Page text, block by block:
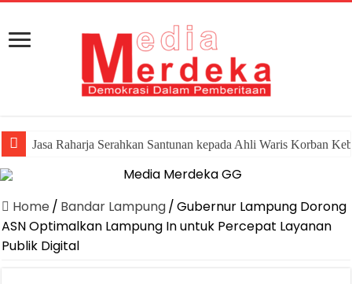
Jasa Raharja Serahkan Santunan kepada Ahli Waris Korban
Home / Bandar Lampung/Gubernur Lampung Dorong
ASN Optimalkan Lampung In untuk Percepat Layanan
Publik Digital